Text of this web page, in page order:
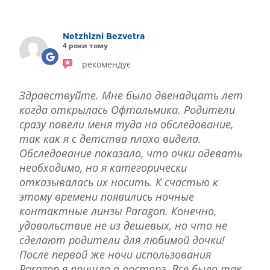
ІНТЕРНЕТ-МАГАЗИН ОПТИКИ
ДИТЯЧА ОФТАЛЬМОЛОГІЯ
ТЕРАПІЯ
Netzhizni Bezvetra
4 роки тому
рекомендує
Здравствуйте. Мне было двенадцать лет
когда открылась Офтальмика. Родители
сразу повели меня туда на обследование,
так как я с детства плохо видела.
Обследование показало, что очки одевать
необходимо, но я категорически
отказывалась их носить. К счастью к
этому времени появились ночные
контактные линзы Paragon. Конечно,
удовольствие не из дешевых, но что не
сделают родители для любимой дочки!
После первой же ночи использования